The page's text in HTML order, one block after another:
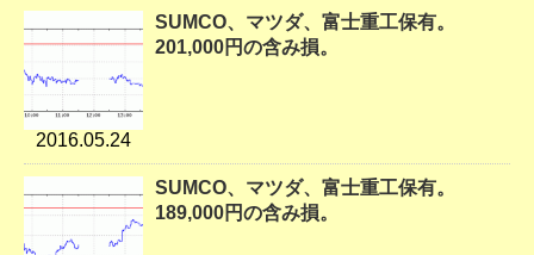
2016.05.24
SUMCO、マツダ、富士重工保有。
201,000円の含み損。
SUMCO、マツダ、富士重工保有。
189,000円の含み損。